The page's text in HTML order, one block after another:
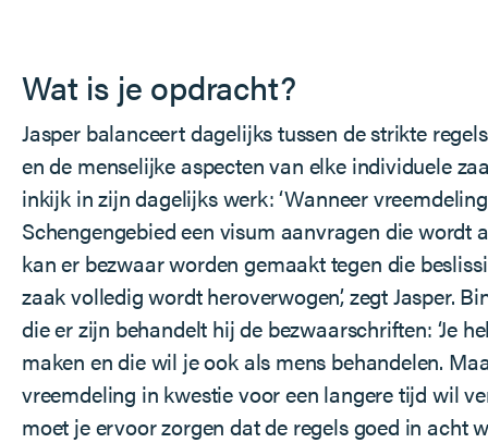
Wat is je opdracht?
Jasper balanceert dagelijks tussen de strikte
en de menselijke aspecten van elke individuele
inkijk in zijn dagelijks werk: ‘Wanneer
Schengengebied een visum aanvragen die wordt
kan er bezwaar worden gemaakt tegen die
zaak volledig wordt heroverwogen’, zegt Jasper.
die er zijn behandelt hij de bezwaarschriften: ‘Je
maken en die wil je ook als mens behandelen.
vreemdeling in kwestie voor een langere tijd wil
moet je ervoor zorgen dat de regels goed in acht